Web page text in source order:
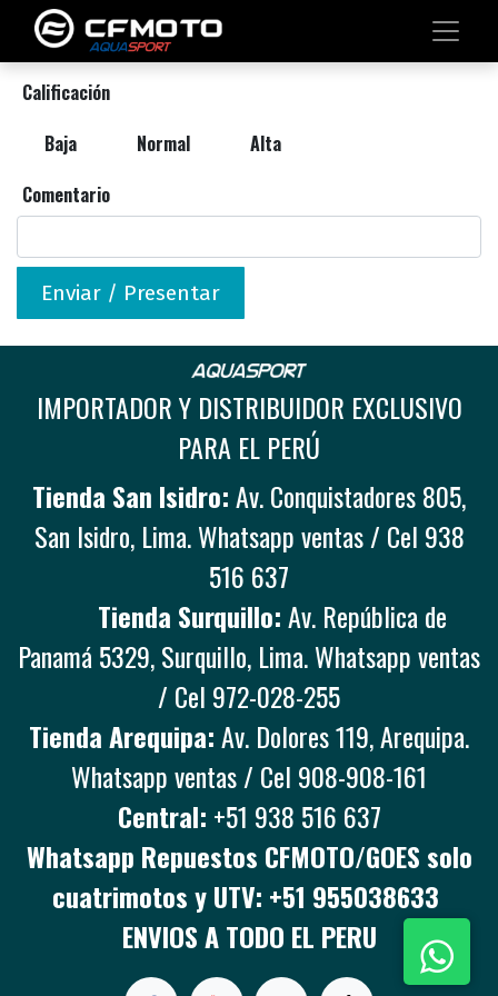
Calificación
Baja
Normal
Alta
Comentario
Enviar / Presentar
IMPORTADOR Y DISTRIBUIDOR EXCLUSIVO
PARA EL PERÚ
Tienda San Isidro:Av. Conquistadores 805,
San Isidro, Lima. Whatsapp ventas / Cel 938
516 637
Tienda Surquillo:Av. República de
Panamá 5329, Surquillo, Lima. Whatsapp ventas
/ Cel 972-028-255
Tienda Arequipa:Av. Dolores 119, Arequipa.
Whatsapp ventas / Cel 908-908-161
Central: +51 938 516 637
Whatsapp Repuestos CFMOTO/GOES solo
cuatrimotos y UTV: +51 955038633
ENVIOS A TODO EL PERU